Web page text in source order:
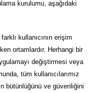
kurulumu, aşağıdaki
kullanıcının erişim
ortamlardır. Herhangi bir
değiştirmesi veya
tüm kullanıcılarımız
bütünlüğünü ve güvenliğini